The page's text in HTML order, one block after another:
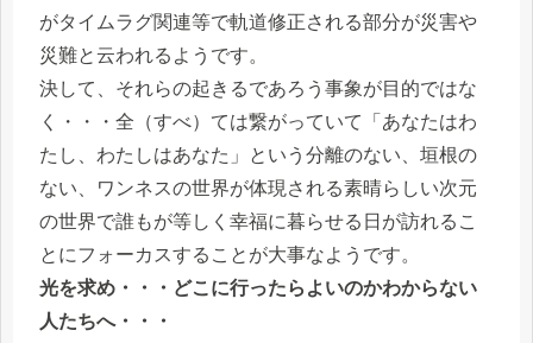
がタイムラグ関連等で軌道修正される部分が災害や
災難と云われるようです。
決して、それらの起きるであろう事象が目的ではな
く・・・全（すべ）ては繋がっていて「あなたはわ
たし、わたしはあなた」という分離のない、垣根の
ない、ワンネスの世界が体現される素晴らしい次元
の世界で誰もが等しく幸福に暮らせる日が訪れるこ
とにフォーカスすることが大事なようです。
光を求め・・・どこに行ったらよいのかわからない
人たちへ・・・